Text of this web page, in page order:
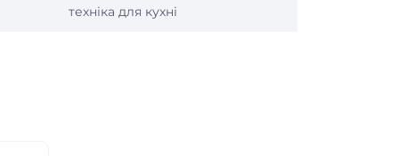
техніка для кухні